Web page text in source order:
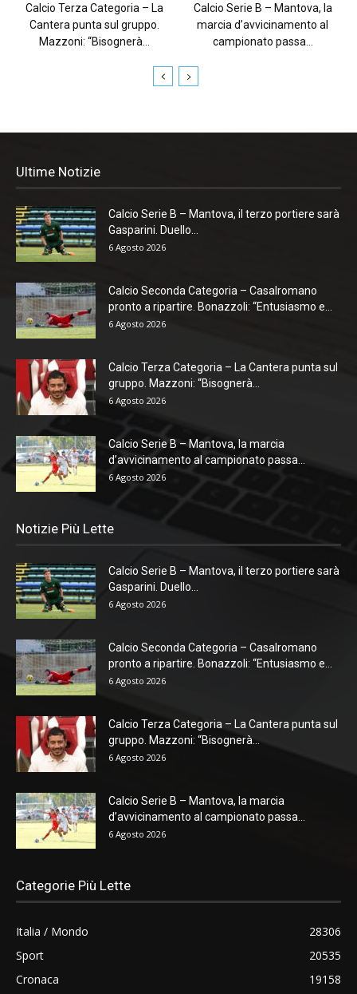
Calcio Terza Categoria – La
Cantera punta sul gruppo.
Mazzoni: “Bisognerà...
Calcio Serie B – Mantova, la
marcia d’avvicinamento al
campionato passa...
Ultime Notizie
Calcio Serie B – Mantova, il terzo portiere sarà
Gasparini. Duello...
6 Agosto 2026
Calcio Seconda Categoria – Casalromano
pronto a ripartire. Bonazzoli: “Entusiasmo e...
6 Agosto 2026
Calcio Terza Categoria – La Cantera punta sul
gruppo. Mazzoni: “Bisognerà...
6 Agosto 2026
Calcio Serie B – Mantova, la marcia
d’avvicinamento al campionato passa...
6 Agosto 2026
Notizie Più Lette
Calcio Serie B – Mantova, il terzo portiere sarà
Gasparini. Duello...
6 Agosto 2026
Calcio Seconda Categoria – Casalromano
pronto a ripartire. Bonazzoli: “Entusiasmo e...
6 Agosto 2026
Calcio Terza Categoria – La Cantera punta sul
gruppo. Mazzoni: “Bisognerà...
6 Agosto 2026
Calcio Serie B – Mantova, la marcia
d’avvicinamento al campionato passa...
6 Agosto 2026
Categorie Più Lette
Italia / Mondo
28306
Sport
20535
Cronaca
19158